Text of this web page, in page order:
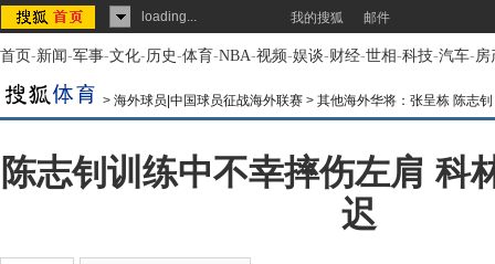
loading... 我的搜狐 邮件
首页-新闻-军事-文化-历史-体育-NBA-视频-娱谈-财经-世相-科技-汽车-房
> 海外球员|中国球员征战海外联赛 > 其他海外华将：张呈栋 陈志钊
陈志钊训练中不幸摔伤左肩 科
迟